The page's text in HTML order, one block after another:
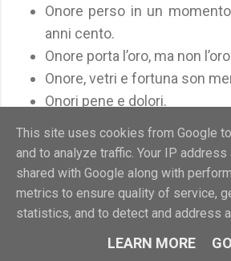
Onore perso in un
anni cento.
Onore porta l’oro, ma non
Onore, vetri e fortuna son
Onori pene e dolori.
Onori, oneri, cariche, carichi.
Honores, onera.
[Onori, oneri].
Detto medievale
This site uses cookies from Google
and to analyze traffic. Your IP
shared with Google along with
metrics to ensure quality of service,
statistics, and to detect and address
LEARN MORE